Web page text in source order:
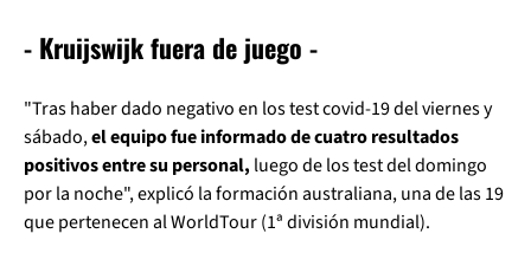
- Kruijswijk fuera de juego -
"Tras haber dado negativo en los test covid-19 del viernes y
sábado,el equipo fue informado de cuatro resultados
positivos entre su personal, luego de los test del domingo
por la noche", explicó la formación australiana, una de las 19
que pertenecen al WorldTour (1ª división mundial).